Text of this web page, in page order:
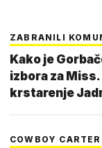
ZABRANILI
Kako je
izbora za Miss. Prva
krstarenje
COWBOY CARTER